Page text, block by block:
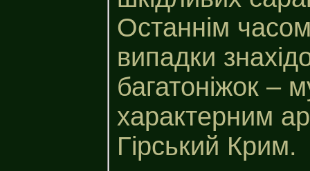
Останнім
випадки
багатоніжок –
характерним
Гірський Крим.